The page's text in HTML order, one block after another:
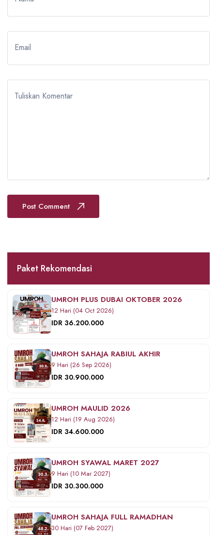
Email
Tuliskan Komentar
Post Comment
Paket Rekomendasi
UMROH PLUS DUBAI OKTOBER 2026
12 Hari (04 Oct 2026)
IDR 36.200.000
UMROH SAHAJA RABIUL AKHIR
9 Hari (26 Sep 2026)
IDR 30.900.000
UMROH MAULID 2026
12 Hari (19 Aug 2026)
IDR 34.600.000
UMROH SYAWAL MARET 2027
9 Hari (10 Mar 2027)
IDR 30.300.000
UMROH SAHAJA FULL RAMADHAN
30 Hari (07 Feb 2027)